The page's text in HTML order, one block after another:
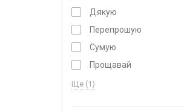
Дякую
Перепрошую
Сумую
Прощавай
Ще (1)